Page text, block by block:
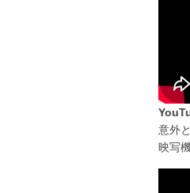
意外
映写